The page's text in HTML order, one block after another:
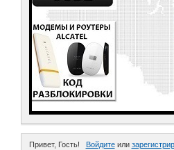
Привет, Гость! Войдитеили